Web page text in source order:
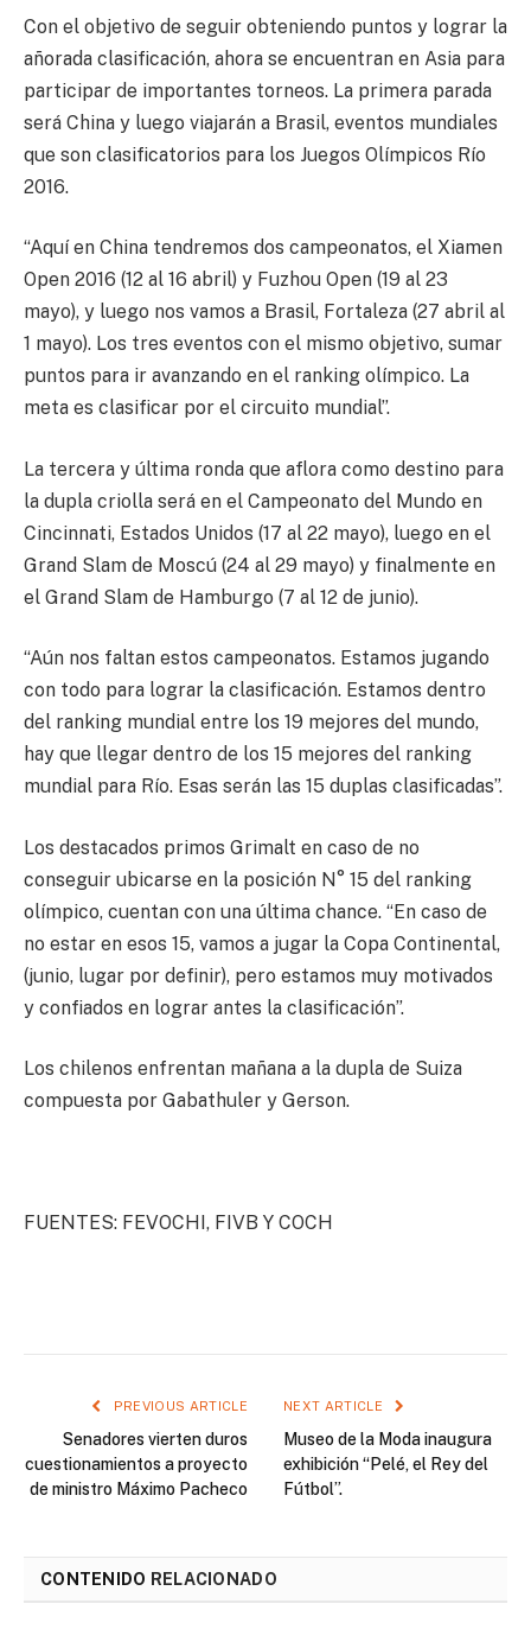
Con el objetivo de seguir obteniendo puntos y lograr la
añorada clasificación, ahora se encuentran en Asia para
participar de importantes torneos. La primera parada
será China y luego viajarán a Brasil, eventos mundiales
que son clasificatorios para los Juegos Olímpicos Río
2016.
“Aquí en China tendremos dos campeonatos, el Xiamen
Open 2016 (12 al 16 abril) y Fuzhou Open (19 al 23
mayo), y luego nos vamos a Brasil, Fortaleza (27 abril al
1 mayo). Los tres eventos con el mismo objetivo, sumar
puntos para ir avanzando en el ranking olímpico. La
meta es clasificar por el circuito mundial”.
La tercera y última ronda que aflora como destino para
la dupla criolla será en el Campeonato del Mundo en
Cincinnati, Estados Unidos (17 al 22 mayo), luego en el
Grand Slam de Moscú (24 al 29 mayo) y finalmente en
el Grand Slam de Hamburgo (7 al 12 de junio).
“Aún nos faltan estos campeonatos. Estamos jugando
con todo para lograr la clasificación. Estamos dentro
del ranking mundial entre los 19 mejores del mundo,
hay que llegar dentro de los 15 mejores del ranking
mundial para Río. Esas serán las 15 duplas clasificadas”.
Los destacados primos Grimalt en caso de no
conseguir ubicarse en la posición N° 15 del ranking
olímpico, cuentan con una última chance. “En caso de
no estar en esos 15, vamos a jugar la Copa Continental,
(junio, lugar por definir), pero estamos muy motivados
y confiados en lograr antes la clasificación”.
Los chilenos enfrentan mañana a la dupla de Suiza
compuesta por Gabathuler y Gerson.
FUENTES: FEVOCHI, FIVB Y COCH
PREVIOUS ARTICLE
Senadores vierten duros
cuestionamientos a proyecto
de ministro Máximo Pacheco
NEXT ARTICLE
Museo de la Moda inaugura
exhibición “Pelé, el Rey del
Fútbol”.
CONTENIDO RELACIONADO